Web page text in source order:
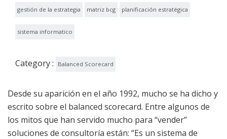
gestión de la estrategia matriz bcg planificación estratégica
sistema informatico
Category : Balanced Scorecard
Desde su aparición en el año 1992, mucho se ha dicho y
escrito sobre el balanced scorecard. Entre algunos de
los mitos que han servido mucho para “vender”
soluciones de consultoría están: “Es un sistema de